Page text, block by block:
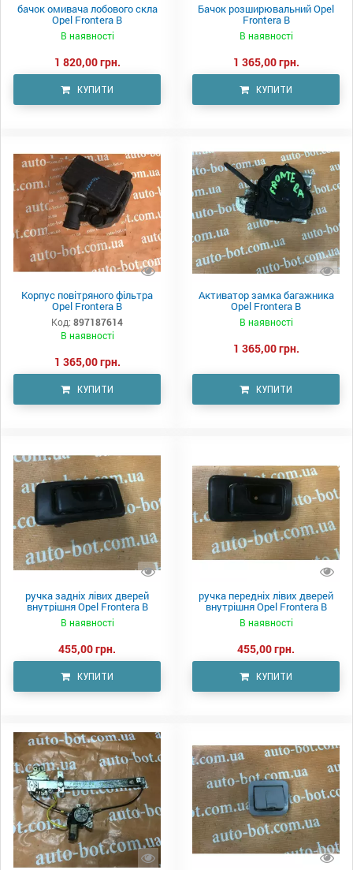
бачок омивача лобового скла
Opel Frontera B
В наявності
1 820,00 грн.
КУПИТИ
Бачок розширювальний Opel
Frontera B
В наявності
1 365,00 грн.
КУПИТИ
Корпус повітряного фільтра
Opel Frontera B
Код: 897187614
В наявності
1 365,00 грн.
КУПИТИ
Активатор замка багажника
Opel Frontera B
В наявності
1 365,00 грн.
КУПИТИ
ручка задніх лівих дверей
внутрішня Opel Frontera B
В наявності
455,00 грн.
КУПИТИ
ручка передніх лівих дверей
внутрішня Opel Frontera B
В наявності
455,00 грн.
КУПИТИ